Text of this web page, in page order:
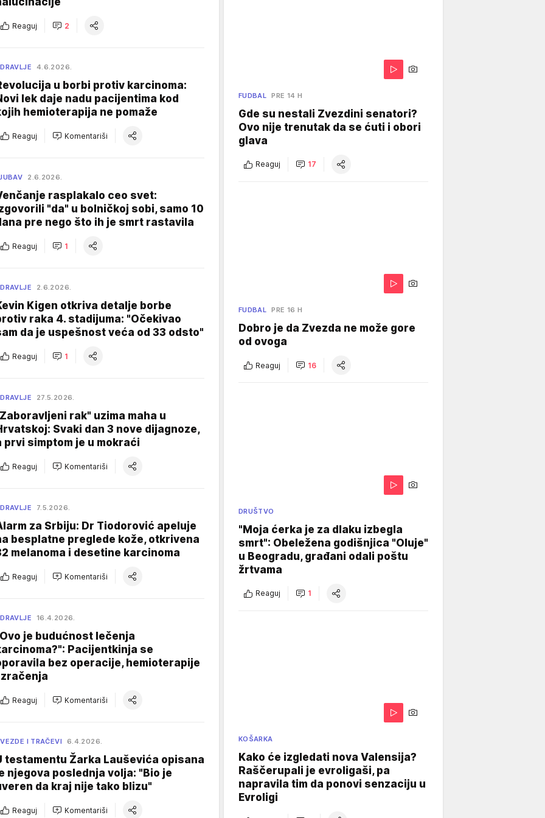
Reaguj 2
4.6.2026.
u borbi protiv karcinoma:
lek daje nadu pacijentima kod
hemioterapija ne pomaže
Reaguj Komentariši
2.6.2026.
rasplakalo ceo svet:
"da" u bolničkoj sobi, samo 10
pre nego što ih je smrt rastavila
Reaguj 1
2.6.2026.
Kigen otkriva detalje borbe
raka 4. stadijuma: "Očekivao
da je uspešnost veća od 33 odsto"
Reaguj 1
27.5.2026.
rak" uzima maha u
Svaki dan 3 nove dijagnoze,
prvi simptom je u mokraći
Reaguj Komentariši
7.5.2026.
za Srbiju: Dr Tiodorović apeluje
besplatne preglede kože, otkrivena
melanoma i desetine karcinoma
Reaguj Komentariši
16.4.2026.
je budućnost lečenja
Pacijentkinja se
bez operacije, hemioterapije
Reaguj Komentariši
I TRAČEVI 6.4.2026.
testamentu Žarka Lauševića opisana
njegova poslednja volja: "Bio je
da kraj nije tako blizu"
Reaguj Komentariši
FUDBAL PRE 14 H
Gde su nestali Zvezdini senatori?
Ovo nije trenutak da se ćuti i obori
glava
Reaguj 17
FUDBAL PRE 16 H
Dobro je da Zvezda ne može gore
od ovoga
Reaguj 16
DRUŠTVO
"Moja ćerka je za dlaku izbegla
smrt": Obeležena godišnjica "Oluje"
u Beogradu, građani odali poštu
žrtvama
Reaguj 1
KOŠARKA
Kako će izgledati nova Valensija?
Raščerupali je evroligaši, pa
napravila tim da ponovi senzaciju u
Evroligi